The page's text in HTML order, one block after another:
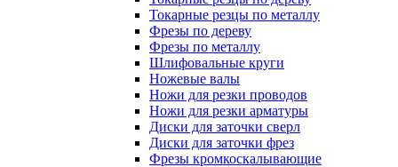
Токарные резцы по металлу
Фрезы по дереву
Фрезы по металлу
Шлифовальные круги
Ножевые валы
Ножи для резки проводов
Ножи для резки арматуры
Диски для заточки сверл
Диски для заточки фрез
Фрезы кромкоскалывающие